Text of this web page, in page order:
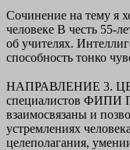
Сочинение на тему я
человеке В честь 55-
об учителях.
способность тонко
НАПРАВЛЕНИЕ 3.
специалистов ФИПИ
взаимосвязаны и
устремлениях
целеполагания,